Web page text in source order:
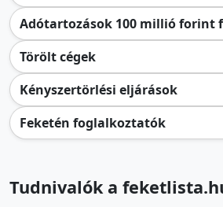
Adótartozások 100 millió forint
Törölt cégek
Kényszertörlési eljárások
Feketén foglalkoztatók
Tudnivalók a